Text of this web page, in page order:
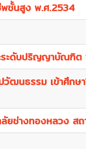
สรุปข้อมูลสถิ
พชั้นสูง พ.ศ.2534
ะระดับปริญญาบัณฑิ
วัฒนธรรม เข้าศึก
ยช่างทองหลวง ส